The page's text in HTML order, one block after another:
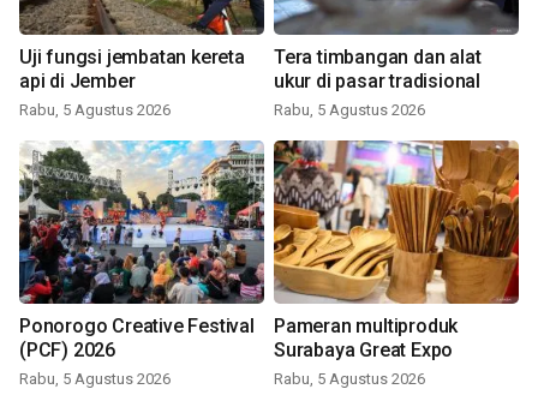
Uji fungsi jembatan kereta
api di Jember
Rabu, 5 Agustus 2026
Tera timbangan dan alat
ukur di pasar tradisional
Rabu, 5 Agustus 2026
Ponorogo Creative Festival
(PCF) 2026
Rabu, 5 Agustus 2026
Pameran multiproduk
Surabaya Great Expo
Rabu, 5 Agustus 2026